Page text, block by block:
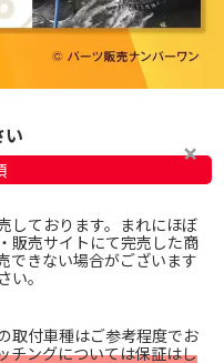
しております。まれにほぼ
販売サイトにて完売した商
できない場合がございます
い。
取付車種はご参考程度でお
チングについては保証はし